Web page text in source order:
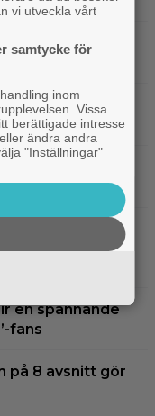
listade
andan” när han
visar upp
pedofiljakt i
en av höstens
en spännande
fans
på 8 avsnitt gör
vi utveckla vårt
samtycke för
inom
Vissa
berättigade intresse
ändra andra
"Inställningar"